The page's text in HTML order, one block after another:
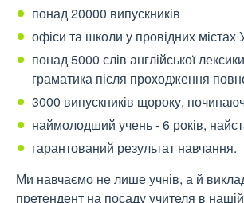
понад 20000 випускників
офіси та школи у провідних містах
понад 5000 слів англійської
граматика після проходження
3000 випускників щороку,
наймолодший учень - 6 років,
гарантований результат навчання.
Ми навчаємо не лише учнів, а й
претендент на посаду учителя в